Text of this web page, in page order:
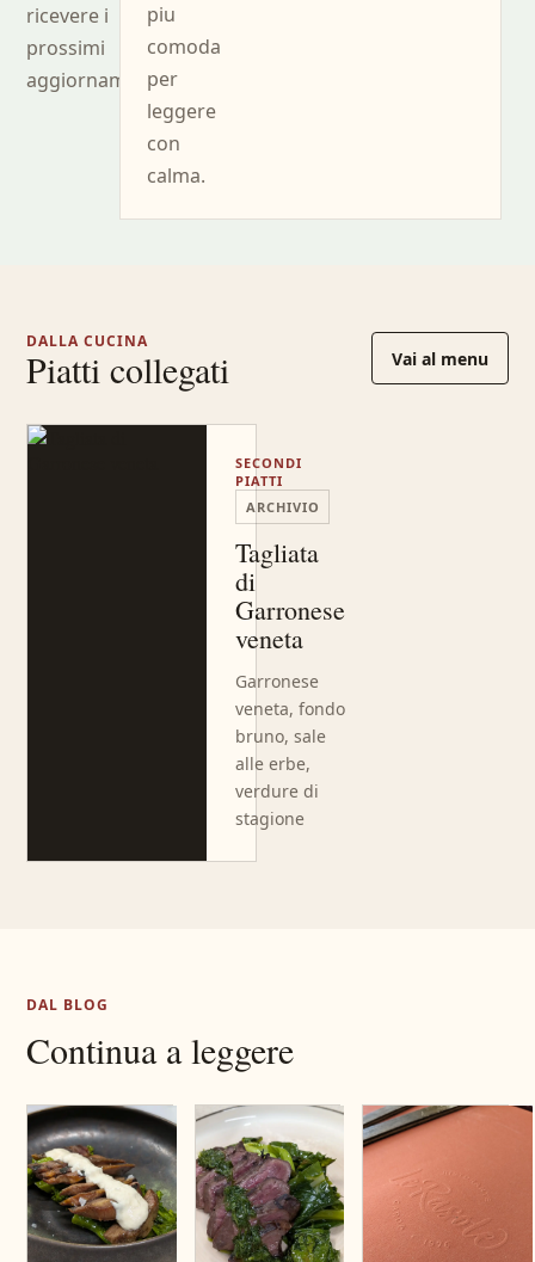
ricevere i
prossimi
aggiornamenti.
piu
comoda
per
leggere
con
calma.
DALLA CUCINA
Piatti collegati Vai al menu
SECONDI
PIATTI
ARCHIVIO
Tagliata
di
Garronese
veneta
Garronese
veneta, fondo
bruno, sale
alle erbe,
verdure di
stagione
DAL BLOG
Continua a leggere